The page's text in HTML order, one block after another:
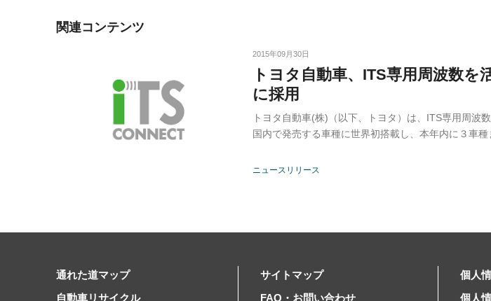
関連コンテンツ
2015年09月30日
トヨタ自動車、ITS専用周波数
に採用
トヨタ自動車(株)（以下、トヨタ）は、ITS専用周波
国内で発売する車種に世界初搭載し、本年内に３車種
ニュースリリース
通れた道マップ
自動車リサイクル
サイトマップ
FAQ・お問い合わせ
個人
個人